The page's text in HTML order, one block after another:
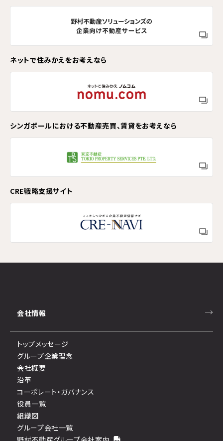
ネットで住みかえをお考えなら
シンガポールにおける不動産売買、賃貸をお考えなら
CRE戦略支援サイト
会社情報
トップメッセージ
グループ企業理念
会社概要
沿革
コーポレート・ガバナンス
役員一覧
組織図
グループ会社一覧